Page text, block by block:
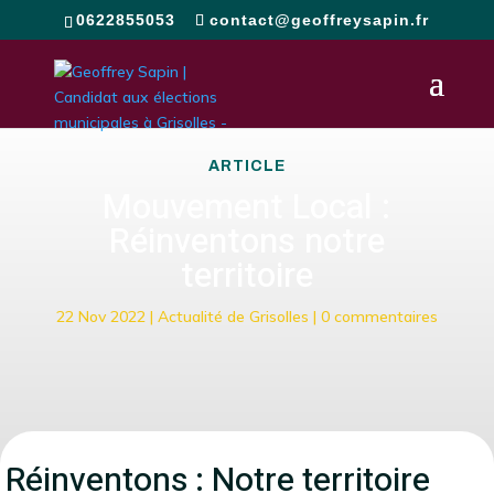
0622855053 contact@geoffreysapin.fr
ARTICLE
22 Nov 2022| Actualité de Grisolles | 0 commentaires
Réinventons : Notre territoire